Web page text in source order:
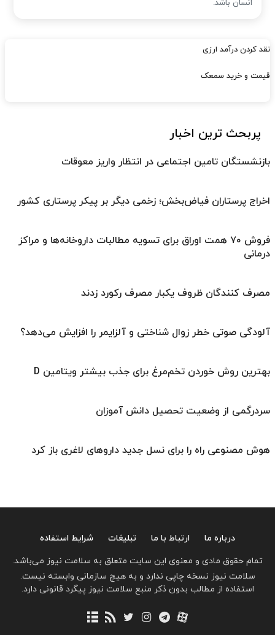
انسان باشد.
نقد کردن درآمد ارزی
قیمت و خرید سمعک
پربحث ترین اخبار
بازنشستگان تامین اجتماعی در انتظار واریز معوقات
اخراج پرستاران فیاض‌بخش؛ زخمی دیگر بر پیکر پرستاری کشور
فروش ۷۰ همت اوراق برای تسویه مطالبات داروخانه‌ها و مراکز
درمانی
مصرف کنندگان ظروف یکبار مصرف رکورد زدند
آلودگی صوتی خطر زوال شناختی و آلزایمر را افزایش می‌دهد؟
بهترین روش خوردن تخم‌مرغ برای جذب بیشتر ویتامین D
سردرگمی از وضعیت تحصیل دانش آموزان
هوش مصنوعی راه را برای نسل جدید داروهای لاغری باز کرد
درباره ما ارتباط با ما تبلیغات
شرایط استفاده
تمام حقوق مادی و معنوی این سایت متعلق به سلامت نیوز می‌باشد.
سلامت نیوز نسخه چاپی ندارد و به هیچ سازمانی وابسته نیست.
استفاده از مطالب بدون ذکر منبع سلامت نیوز پیگرد قانونی دارد.